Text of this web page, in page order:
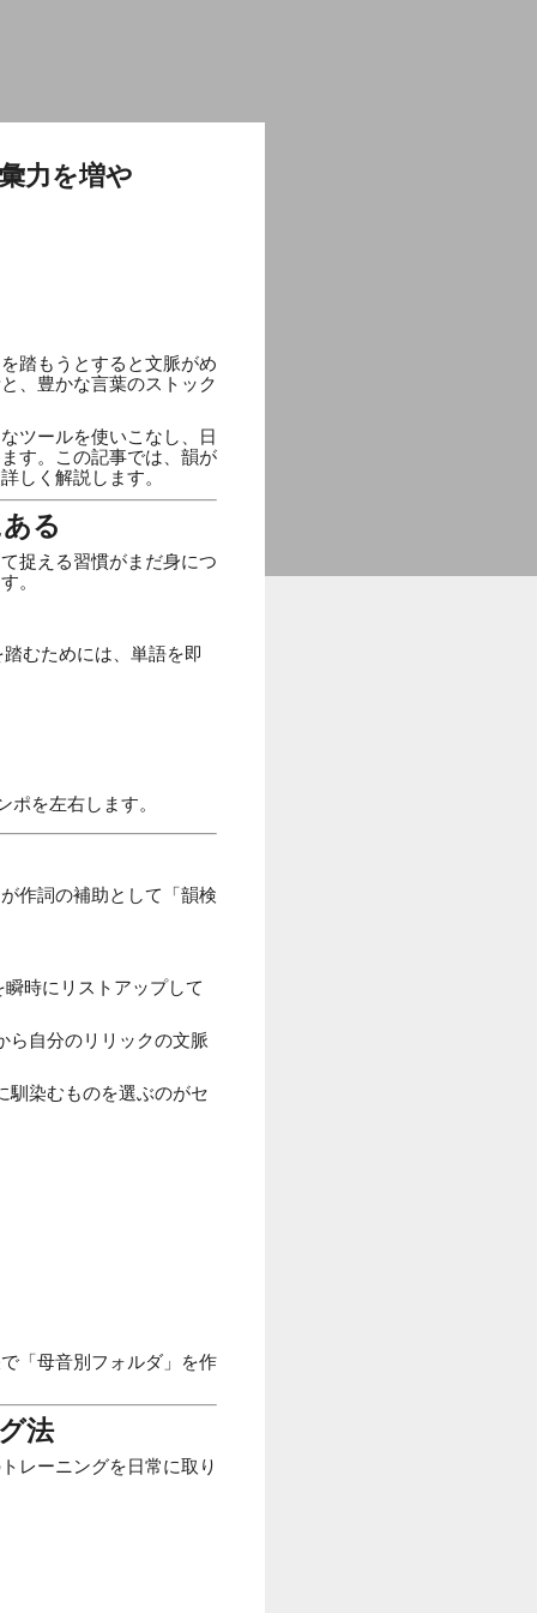
力を増や
踏もうとすると文脈がめ
、豊かな言葉のストック
ツールを使いこなし、日
す。この記事では、韻が
しく解説します。
る
捉える習慣がまだ身につ
。
むためには、単語を即
を左右します。
作詞の補助として「韻検
時にリストアップして
ら自分のリリックの文脈
馴染むものを選ぶのがセ
「母音別フォルダ」を作
法
レーニングを日常に取り